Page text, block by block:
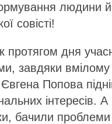
людини й
совісті!
протягом дня
завдяки
Попова
інтересів.
бачили